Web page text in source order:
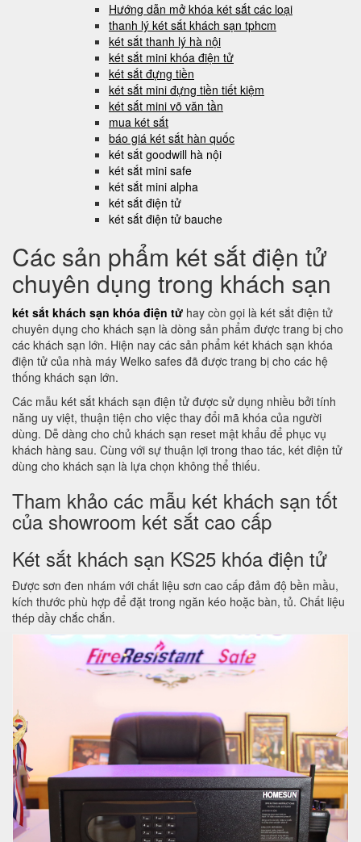
Hướng dẫn mở khóa két sắt các loại
thanh lý két sắt khách sạn tphcm
két sắt thanh lý hà nội
két sắt mini khóa điện tử
két sắt đựng tiền
két sắt mini đựng tiền tiết kiệm
két sắt mini võ văn tần
mua két sắt
báo giá két sắt hàn quốc
két sắt goodwill hà nội
két sắt mini safe
két sắt mini alpha
két sắt điện tử
két sắt điện tử bauche
Các sản phẩm két sắt điện tử
chuyên dụng trong khách sạn
két sắt khách sạn khóa điện tử hay còn gọi là két sắt điện tử
chuyên dụng cho khách sạn là dòng sản phẩm được trang bị cho
các khách sạn lớn. Hiện nay các sản phẩm két khách sạn khóa
điện tử của nhà máy Welko safes đã được trang bị cho các hệ
thống khách sạn lớn.
Các mẫu két sắt khách sạn điện tử được sử dụng nhiều bởi tính
năng uy việt, thuận tiện cho việc thay đổi mã khóa của người
dùng. Dễ dàng cho chủ khách sạn reset mật khẩu để phục vụ
khách hàng sau. Cùng với sự thuận lợi trong thao tác, két điện tử
dùng cho khách sạn là lựa chọn không thể thiếu.
Tham khảo các mẫu két khách sạn tốt
của showroom két sắt cao cấp
Két sắt khách sạn KS25 khóa điện tử
Được sơn đen nhám với chất liệu sơn cao cấp đảm độ bền mầu,
kích thước phù hợp để đặt trong ngăn kéo hoặc bàn, tủ. Chất liệu
thép dầy chắc chắn.